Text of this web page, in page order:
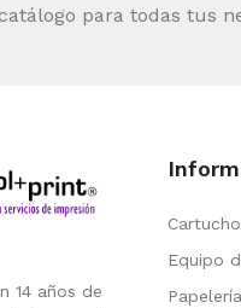
para todas tus
14 años de
Equipo